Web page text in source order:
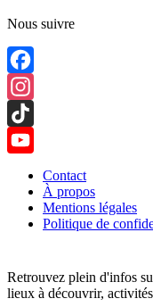
Nous suivre
Facebook
Instagram
TikTok
Channel
Contact
À propos
Mentions légales
Politique de
Retrouvez plein d'infos
lieux à découvrir,